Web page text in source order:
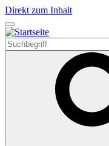
Direkt zum Inhalt